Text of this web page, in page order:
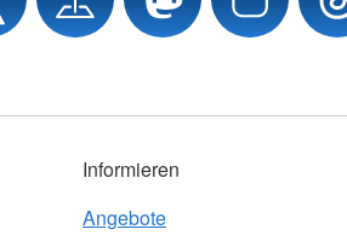
Informieren
Angebote